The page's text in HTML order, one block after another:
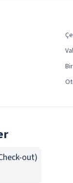
out)